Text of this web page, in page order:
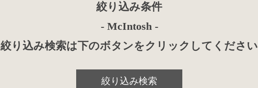
絞り込み条件
- McIntosh -
絞り込み検索は下のボタンをクリックしてください
絞り込み検索